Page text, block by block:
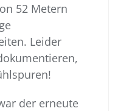
52 Metern
Leider
der erneute